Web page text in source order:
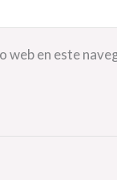
en este